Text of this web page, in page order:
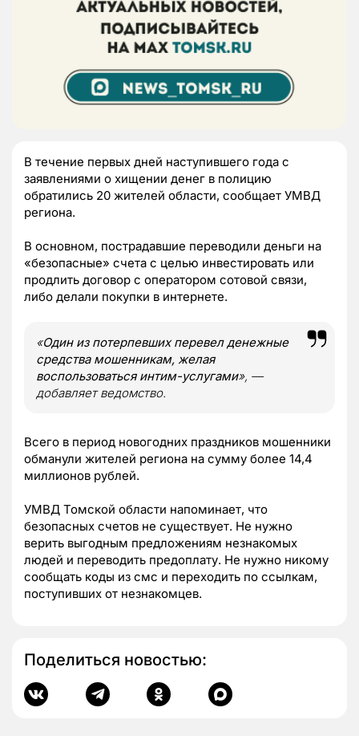
В течение первых дней наступившего года с
заявлениями о хищении денег в полицию
обратились 20 жителей области, сообщает УМВД
региона.
В основном, пострадавшие переводили деньги на
«безопасные» счета с целью инвестировать или
продлить договор с оператором сотовой связи,
либо делали покупки в интернете.
«Один из потерпевших перевел денежные
средства мошенникам, желая
воспользоваться интим-услугами», —
добавляет ведомство.
Всего в период новогодних праздников мошенники
обманули жителей региона на сумму более 14,4
миллионов рублей.
УМВД Томской области напоминает, что
безопасных счетов не существует. Не нужно
верить выгодным предложениям незнакомых
людей и переводить предоплату. Не нужно никому
сообщать коды из смс и переходить по ссылкам,
поступивших от незнакомцев.
Поделиться новостью: